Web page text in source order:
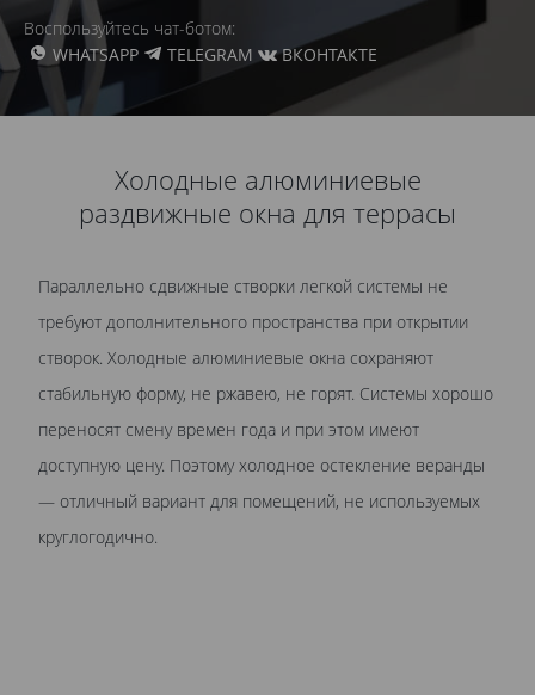
Воспользуйтесь чат-ботом:
WHATSAPP
TELEGRAM ВКОНТАКТЕ
Холодные алюминиевые
раздвижные окна для террасы
Параллельно сдвижные створки легкой системы не
требуют дополнительного пространства при открытии
створок. Холодные алюминиевые окна сохраняют
стабильную форму, не ржавею, не горят. Системы хорошо
переносят смену времен года и при этом имеют
доступную цену. Поэтому холодное остекление веранды
— отличный вариант для помещений, не используемых
круглогодично.